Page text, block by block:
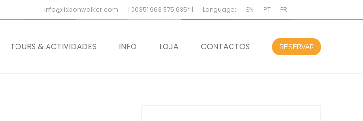
info@lisbonwalker.com | 00351 963 575 635* | Language: EN PT FR
TOURS & ACTIVIDADES INFO LOJA CONTACTOS RESERVAR